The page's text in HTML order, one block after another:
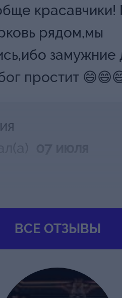
красавчики!
рядом,мы
простит
МДТ МОДЕРНЪ
Вишневый сад
ВСЕ ОТЗЫВЫ